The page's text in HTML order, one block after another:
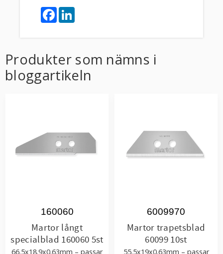
F
a
o
k
I
n
Produkter som nämns i
bloggartikeln
Martor långt
specialblad 160060 5st
66.5x18.9x0.63mm – passar
160060
Martor trapetsblad
60099 10st
55.5x19x0.63mm – passar
6009970